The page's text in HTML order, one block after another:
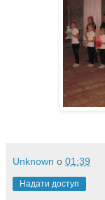
Unknown о 01:39
Надати доступ